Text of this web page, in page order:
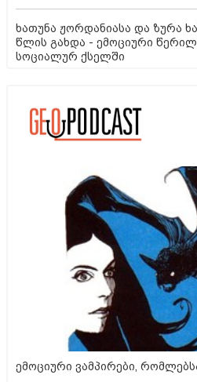
ხათუნა ჟორდანიასა და ზურა
წლის გახდა - ემოციური
სოციალურ ქსელში
ემოციური ვამპირები,